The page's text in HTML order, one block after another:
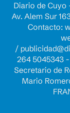
Diario de Cuyo
Av. Alem Sur
Contacto:
/
264 5045343
Secretario de
Mario